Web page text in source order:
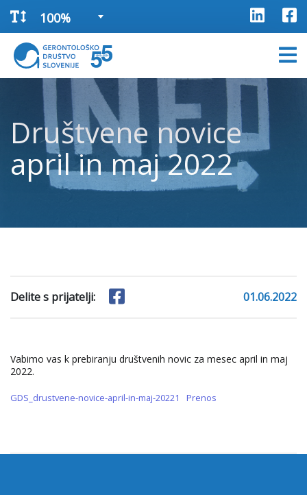
100%
Društvene novice
april in maj 2022
Delite s prijatelji: 01.06.2022
Vabimo vas k prebiranju društvenih novic za mesec april in maj
2022.
GDS_drustvene-novice-april-in-maj-20221 Prenos